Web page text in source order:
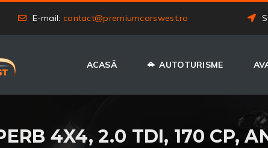
E-mail: contact@premiumcarswest.ro
ACASĂ AUTOTURISME
4X4, 2.0 TDI, 170 CP,